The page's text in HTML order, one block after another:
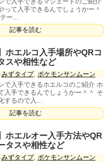
って入手できるんでしょうかー＾
ー...
記事を読む
ホエルコ入手場所やQRコ
スや相性など
みずタイプ, ポケモンサンムーン
で入手できるホエルコのご紹介 ホ
入手できるんでしょうかー＾＾ そ
するので入...
記事を読む
ホエルオー入手方法やQR
タスや相性など
みずタイプ, ポケモンサンムーン